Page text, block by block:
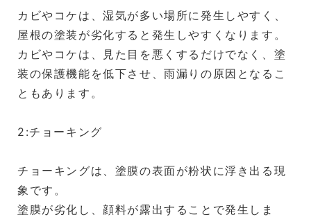
カビやコケは、湿気が多い場所に発生しやすく、
屋根の塗装が劣化すると発生しやすくなります。
カビやコケは、見た目を悪くするだけでなく、塗
装の保護機能を低下させ、雨漏りの原因となるこ
ともあります。
2:チョーキング
チョーキングは、塗膜の表面が粉状に浮き出る現
象です。
塗膜が劣化し、顔料が露出することで発生しま